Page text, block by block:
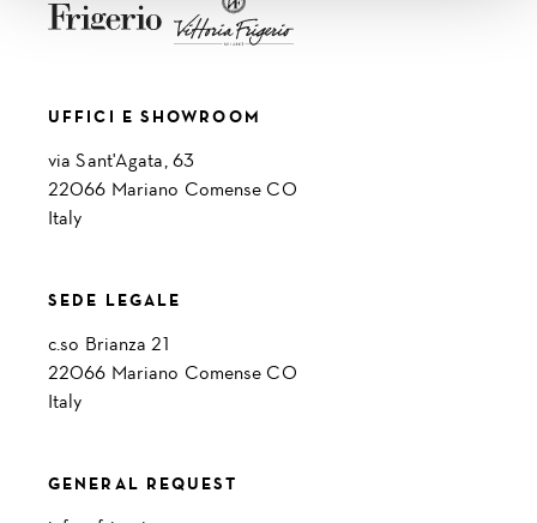
UFFICI E SHOWROOM
via Sant'Agata, 63
22066 Mariano Comense CO
Italy
SEDE LEGALE
c.so Brianza 21
22066 Mariano Comense CO
Italy
GENERAL REQUEST